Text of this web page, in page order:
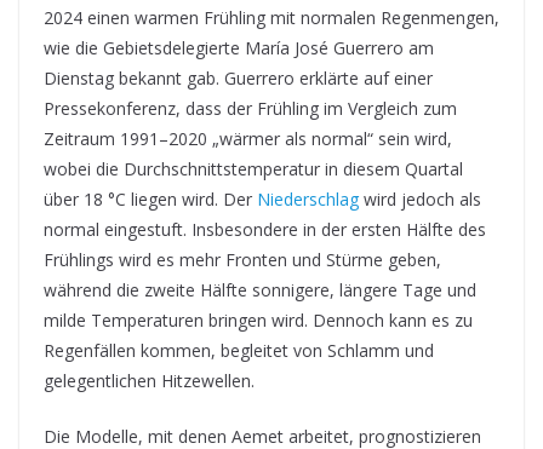
2024 einen warmen Frühling mit normalen Regenmengen,
wie die Gebietsdelegierte María José Guerrero am
Dienstag bekannt gab. Guerrero erklärte auf einer
Pressekonferenz, dass der Frühling im Vergleich zum
Zeitraum 1991–2020 „wärmer als normal“ sein wird,
wobei die Durchschnittstemperatur in diesem Quartal
über 18 °C liegen wird. Der Niederschlag wird jedoch als
normal eingestuft. Insbesondere in der ersten Hälfte des
Frühlings wird es mehr Fronten und Stürme geben,
während die zweite Hälfte sonnigere, längere Tage und
milde Temperaturen bringen wird. Dennoch kann es zu
Regenfällen kommen, begleitet von Schlamm und
gelegentlichen Hitzewellen.
Die Modelle, mit denen Aemet arbeitet, prognostizieren